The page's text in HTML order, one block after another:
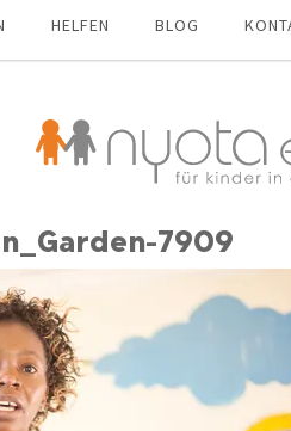
HELFEN BLOG
7909